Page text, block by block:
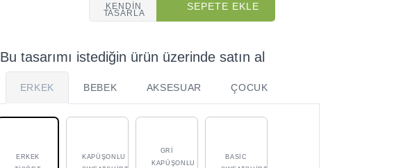
KENDIN
TASARLA
SEPETE EKLE
Bu tasarımı istediğin ürün üzerinde satın al
ERKEK BEBEK AKSESUAR ÇOCUK
ERKEK
KAPÜŞONLU
GRI
KAPÜŞONLU
BASIC